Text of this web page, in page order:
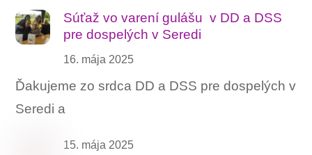
Súťaž vo varení gulášu ‍ v DD a DSS
pre dospelých v Seredi
16. mája 2025
Ďakujeme zo srdca DD a DSS pre dospelých v
Seredi a
15. mája 2025